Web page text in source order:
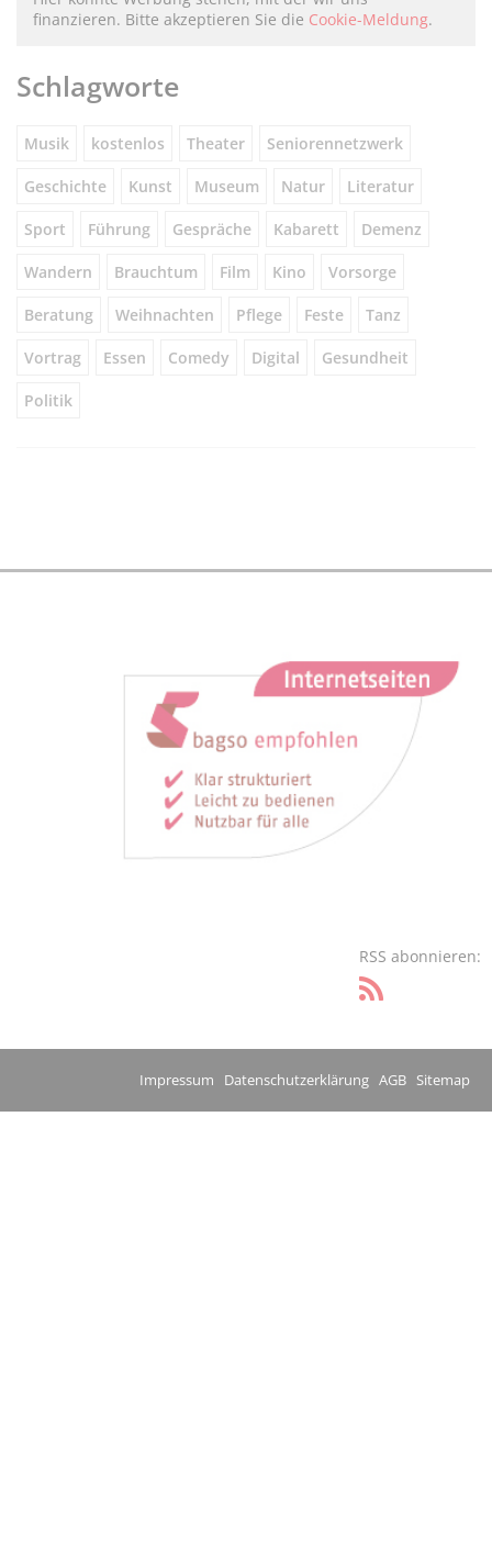
finanzieren. Bitte akzeptieren Sie die Cookie-Meldung.
Schlagworte
Musik kostenlos Theater Seniorennetzwerk
Geschichte Kunst Museum Natur Literatur
Sport Führung Gespräche Kabarett Demenz
Wandern Brauchtum Film Kino Vorsorge
Beratung Weihnachten Pflege Feste Tanz
Vortrag Essen Comedy Digital Gesundheit
Politik
RSS abonnieren:
Impressum Datenschutzerklärung AGB Sitemap